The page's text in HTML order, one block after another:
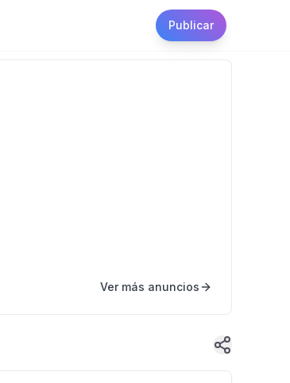
Publicar
Ver más anuncios